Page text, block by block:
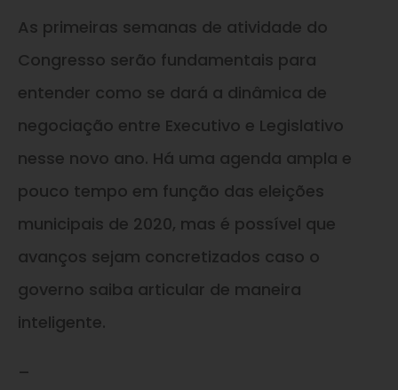
As primeiras semanas de atividade do
Congresso serão fundamentais para
entender como se dará a dinâmica de
negociação entre Executivo e Legislativo
nesse novo ano. Há uma agenda ampla e
pouco tempo em função das eleições
municipais de 2020, mas é possível que
avanços sejam concretizados caso o
governo saiba articular de maneira
inteligente.
–